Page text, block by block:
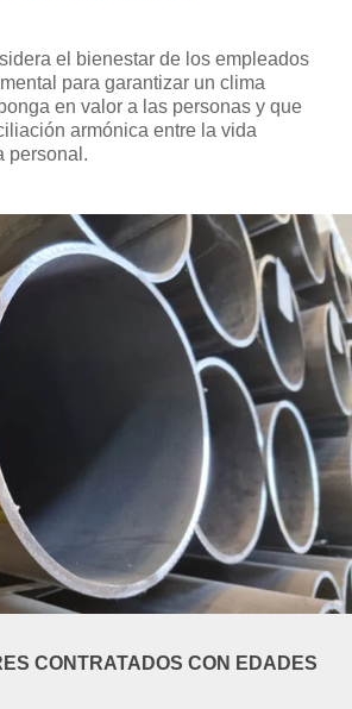
el bienestar de los empleados
para garantizar un clima
en valor a las personas y que
armónica entre la vida
personal.
CONTRATADOS CON EDADES